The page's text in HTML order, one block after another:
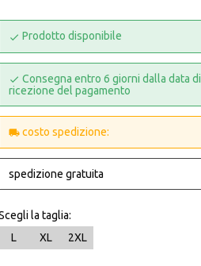
Prodotto disponibile
Consegna entro 6 giorni dalla data di
ricezione del pagamento
costo spedizione:
spedizione gratuita
la taglia:
L
XL 2XL